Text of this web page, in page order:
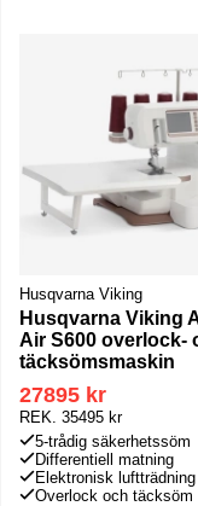
Husqvarna Viking
Husqvarna Viking
Air S600 overlock-
täcksömsmaskin
27895 kr
REK. 35495 kr
5-trådig säkerhetssöm
Differentiell matning
Elektronisk luftträdning
Overlock och täcksöm